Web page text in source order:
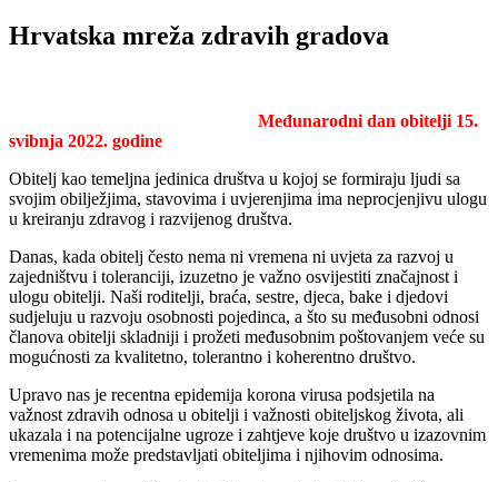
Hrvatska mreža zdravih gradova
Međunarodni dan obitelji 15.
svibnja 2022. godine
Obitelj kao temeljna jedinica društva u kojoj se formiraju ljudi sa
svojim obilježjima, stavovima i uvjerenjima ima neprocjenjivu ulogu
u kreiranju zdravog i razvijenog društva.
Danas, kada obitelj često nema ni vremena ni uvjeta za razvoj u
zajedništvu i toleranciji, izuzetno je važno osvijestiti značajnost i
ulogu obitelji. Naši roditelji, braća, sestre, djeca, bake i djedovi
sudjeluju u razvoju osobnosti pojedinca, a što su međusobni odnosi
članova obitelji skladniji i prožeti međusobnim poštovanjem veće su
mogućnosti za kvalitetno, tolerantno i koherentno društvo.
Upravo nas je recentna epidemija korona virusa podsjetila na
važnost zdravih odnosa u obitelji i važnosti obiteljskog života, ali
ukazala i na potencijalne ugroze i zahtjeve koje društvo u izazovnim
vremenima može predstavljati obiteljima i njihovim odnosima.